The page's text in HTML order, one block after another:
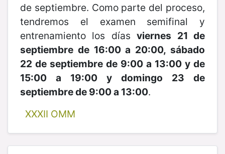
de septiembre. Como parte del proceso,
tendremos el examen semifinal y
entrenamiento los díasviernes 21 de
septiembre de 16:00 a 20:00, sábado
22 de septiembre de 9:00 a 13:00 y de
15:00 a 19:00 y domingo 23 de
septiembre de 9:00 a 13:00.
XXXII OMM